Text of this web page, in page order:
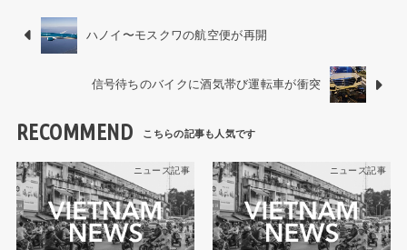
ハノイ〜モスクワの航空便が再開
信号待ちのバイクに酒気帯び運転車が衝突
RECOMMEND
ニュース記事 ニュース記事